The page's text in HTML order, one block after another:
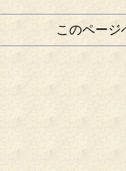
このページ